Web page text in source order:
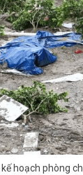
hoạch phòng